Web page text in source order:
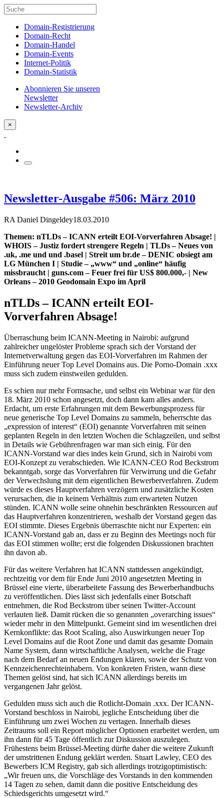
Domain-Registrierung
Domain-Recht
Domain-Handel
Domain-Events
Internet-Politik
Domain-Statistik
Abonnieren Sie unseren
Newsletter
Newsletter-Archiv
×
Newsletter-Ausgabe #506: März 2010
RA Daniel Dingeldey18.03.2010
Themen: nTLDs – ICANN erteilt EOI-Vorverfahren Absage! |
WHOIS – Justiz fordert strengere Regeln | TLDs – Neues von
.uk, .me und und .basel | Streit um br.de – DENIC obsiegt am
LG München I | Studie – „www“ und „online“ häufig
missbraucht | guns.com – Feuer frei für US$ 800.000,- | New
Orleans – 2010 Geodomain Expo im April
nTLDs – ICANN erteilt EOI-
Vorverfahren Absage!
Überraschung beim ICANN-Meeting in Nairobi: aufgrund
zahlreicher ungelöster Probleme sprach sich der Vorstand der
Internetverwaltung gegen das EOI-Vorverfahren im Rahmen der
Einführung neuer Top Level Domains aus. Die Porno-Domain .xxx
muss sich zudem einstweilen gedulden.
Es schien nur mehr Formsache, und selbst ein Webinar war für den
18. März 2010 schon angesetzt, doch dann kam alles anders.
Erdacht, um erste Erfahrungen mit dem Bewerbungsprozess für
neue generische Top Level Domains zu sammeln, beherrschte das
„expression of interest“ (EOI) genannte Vorverfahren mit seinen
geplanten Regeln in den letzten Wochen die Schlagzeilen, und selbst
in Details wie Gebührenfragen war man sich einig. Für den
ICANN-Vorstand war dies indes kein Grund, sich in Nairobi vom
EOI-Konzept zu verabschieden. Wie ICANN-CEO Rod Beckstrom
bekanntgab, sorge das Vorverfahren für Verwirrung und die Gefahr
der Verwechslung mit dem eigentlichen Bewerberverfahren. Zudem
würde es dieses Hauptverfahren verzögern und zusätzliche Kosten
verursachen, die in keinem Verhältnis zum erwarteten Nutzen
stünden. ICANN wolle seine ohnehin beschränkten Ressourcen auf
das Hauptverfahren konzentrieren, weshalb der Vorstand gegen das
EOI stimmte. Dieses Ergebnis überraschte nicht nur Experten: ein
ICANN-Vorstand gab an, dass er zu Beginn des Meetings noch für
das EOI stimmen wollte; erst die folgenden Diskussionen brachten
ihn davon ab.
Für das weitere Verfahren hat ICANN stattdessen angekündigt,
rechtzeitig vor dem für Ende Juni 2010 angesetzten Meeting in
Brüssel eine vierte, überarbeitete Fassung des Bewerberhandbuchs
zu veröffentlichen. Dies lässt sich jedenfalls einer Botschaft
entnehmen, die Rod Beckstrom über seinen Twitter-Account
verlauten ließ. Damit rücken die so genannten „overarching issues“
wieder mehr in den Mittelpunkt. Gemeint sind im wesentlichen drei
Kernkonflikte: das Root Scaling, also Auswirkungen neuer Top
Level Domains auf die Root Zone und damit das gesamte Domain
Name System, dann wirtschaftliche Analysen, welche die Frage
nach dem Bedarf an neuen Endungen klären, sowie der Schutz von
Kennzeichenrechteinhabern. Von konkreten Fristen, wann diese
Themen gelöst sind, hat sich ICANN allerdings bereits im
vergangenen Jahr gelöst.
Gedulden muss sich auch die Rotlicht-Domain .xxx. Der ICANN-
Vorstand beschloss in Nairobi, jegliche Entscheidung über die
Einführung um zwei Wochen zu vertagen. Innerhalb dieses
Zeitraums soll ein Report möglicher Optionen erarbeitet werden, um
ihn dann für 45 Tage öffentlich zur Diskussion auszulegen.
Frühestens beim Brüssel-Meeting dürfte daher die weitere Zukunft
der umstrittenen Endung geklärt werden. Stuart Lawley, CEO des
Bewerbers ICM Registry, gab sich allerdings trotzigoptimistisch:
„Wir freuen uns, die Vorschläge des Vorstands in den kommenden
14 Tagen zu sehen, damit dann die positive Entscheidung des
Schiedsgerichts umgesetzt wird.“